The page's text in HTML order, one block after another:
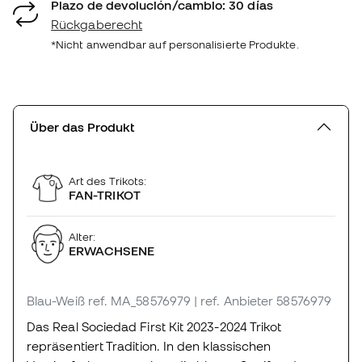
Plazo de devolución/cambio: 30 días
Rückgaberecht
*Nicht anwendbar auf personalisierte Produkte.
Über das Produkt
Art des Trikots:
FAN-TRIKOT
Alter:
ERWACHSENE
Blau-Weiß ref. MA_58576979 | ref. Anbieter 58576979
Das Real Sociedad First Kit 2023-2024 Trikot
repräsentiert Tradition. In den klassischen